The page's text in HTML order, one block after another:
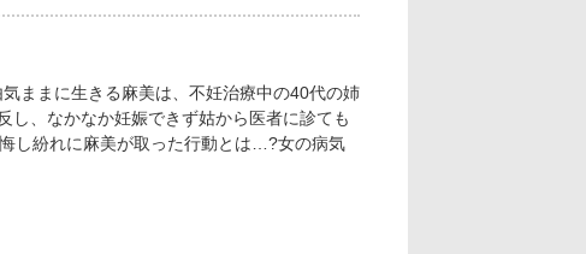
ままに生きる麻美は、不妊治療中の40代の姉
し、なかなか妊娠できず姑から医者に診ても
し紛れに麻美が取った行動とは…?女の病気